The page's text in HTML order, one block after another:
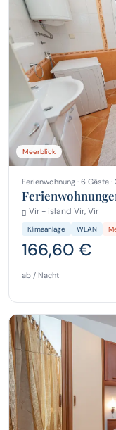
Meerblick
Ferienwohnung · 6 Gäste
Vir - island Vir, Vir
Klimaanlage WLAN
166,60 €
ab / Nacht